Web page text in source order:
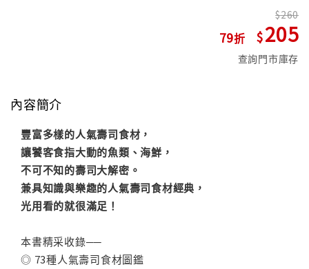
79
260
205
查詢門市庫存
內容簡介
豐富多樣的人氣壽司食材，
讓饕客食指大動的魚類、海鮮，
不可不知的壽司大解密。
兼具知識與樂趣的人氣壽司食材經典，
光用看的就很滿足！
本書精采收錄──
◎ 73種人氣壽司食材圖鑑